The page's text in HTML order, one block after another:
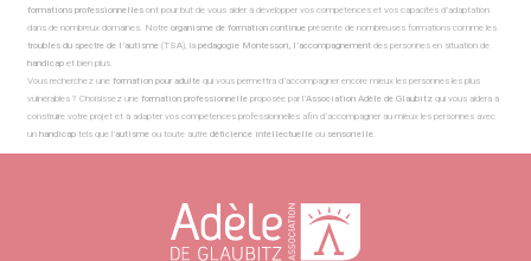
formations professionnelles ont pour but de vous aider à développer vos compétences et vos capacités d’adaptation
dans de nombreux domaines. Notreorganisme de formation continueprésente de nombreuses formations comme les
troubles du spectre de l’autisme (TSA), lapédagogie Montessori, l’accompagnement des personnes en situation de
handicapet bien plus.
Vous recherchez uneformation pour adulte qui vous permettra d’accompagner encore mieux les personnes les plus
vulnérables ? Choisissez uneformation professionnelle proposée par l’Association Adèle de Glaubitzqui vous aidera à
construire votre projet et à adapter vos compétences professionnelles afin d’accompagner au mieux les personnes avec
unhandicap tels que l’autisme ou toute autre déficience intellectuelleou sensorielle